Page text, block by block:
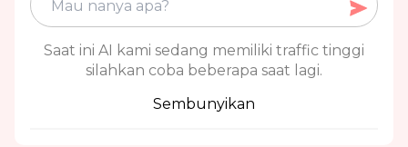
Saat ini AI kami sedang memiliki traffic tinggi
silahkan coba beberapa saat lagi.
Sembunyikan